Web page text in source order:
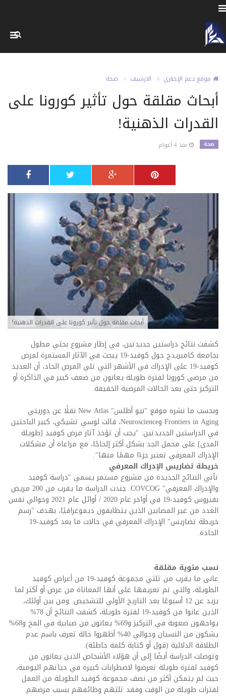
موقع دعم الإخباري الارشيف صحة
أبحاث مقلقة حول تأثير كورونا على
القدرات الذهنية!
صحة منذ 4 أعوام
أبحاث مقلقة حول تأثير كورونا على القدرات الذهنية!
كشفت نتائج دراستين جديدتين، في إطار مشروع بحثي مطول
بجامعة كامبريدج حول كوفيد-19 يبحث في الآثار المستمرة لمرض
كوفيد-19 على الإدراك في الأشهر التي تلي المرض الحاد، أن العديد
من مرضى كورونا لفترة طويلة يعانون من ضعف كبير في الذاكرة أو
التركيز حتى بعد الحالات المرضية الخفيفة.
وبحسب ما نشره موقع "نيو أطلس" New Atlas نقلًا عن دوريتي
Frontiers in Aging وNeuroscience، قالت لوسي تشيكي، كبير الباحثين
في الدراستين الجديدتين: "يجب أن تؤخذ آثار مرض كوفيد [طويلة
المدى] على محمل الجد بشكل أكثر إلحاحًا، مع مراعاة أن مشكلات
الإدراك المعرفي تعتبر جزءًا مهمًا منها".
خريطة تضاريس الإدراك المعرفي
تأتي النتائج الجديدة من مشروع مستمر يسمى "دراسة كوفيد
والإدراك المعرفي" COVCOG. جندت الدراسة ما يقرب من 200 مريض
بفيروس كوفيد-19 في أواخر عام 2020 / أوائل عام 2021 وحوالي نفس
العدد من غير المصابين الذين يتطابقون ديموغرافيًا، بهدف "رسم
خريطة تضاريس" الإدراك المعرفي في حالات ما بعد كوفيد-19
الحادة.
نسب مئوية مقلقة
عانى ما يقرب من ثلثي مجموعة كوفيد-19 من أعراض كوفيد
الطويلة، والتي تم تعريفها على أنها المعاناة من عرض أو أكثر لما
يزيد عن 12 أسبوعًا بعد التاريخ الأولي للتشخيص. ومن بين أولئك،
الذين عانوا من كوفيد-19 لفترة طويلة، كشفت النتائج أن 78%
يواجهون صعوبة في التركيز و69% يعانون من ضبابية في المخ و68%
يشكون من النسيان وحوالي 40% أظهروا حالة تعرف باسم عدم
الطلاقة الدلالية (قول أو كتابة كلمة خاطئة).
وتوصلت الدراسة أيضًا إلى أن هؤلاء الأشخاص الذين يعانون من
كوفيد لفترة طويلة تعرضوا لاضطرابات كبيرة في حياتهم اليومية،
حيث لم يتمكن أكثر من نصف مجموعة كوفيد الطويلة من العمل
لفترات طويلة من الوقت وفقد ثلثهم وظائفهم بسبب مرضهم.